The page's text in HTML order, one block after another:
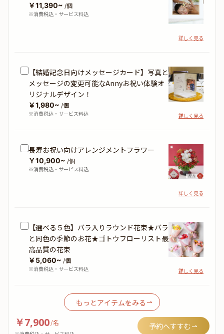
￥11,390~ /個
※消費税込・サービス料込
詳しく見る
【結婚記念日向けメッセージカード】写真と
メッセージの変更可能なAnnyお祝い体験オ
リジナルデザイン！
￥1,980~ /個
※消費税込・サービス料込
詳しく見る
長寿お祝い向けアレンジメントフラワー
￥10,900~ /個
※消費税込・サービス料込
詳しく見る
【選べる５色】バラ入りラウンド花束★バラ
と同色の季節のお花★ゴトウフローリスト最
高品質の花束
￥5,060~ /個
※消費税込・サービス料込
詳しく見る
もっとアイテムをみる
￥7,900/名 予約へすすむ